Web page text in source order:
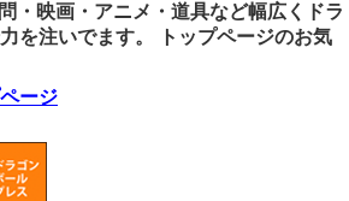
・映画・アニメ・道具など幅広くドラ
を注いでます。
トップページのお気
ージ